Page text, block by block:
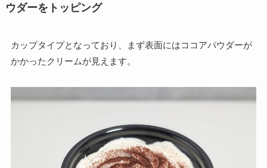
ウダーをトッピング
カップタイプとなっており、まず表面にはココアパウダーが
かかったクリームが見えます。